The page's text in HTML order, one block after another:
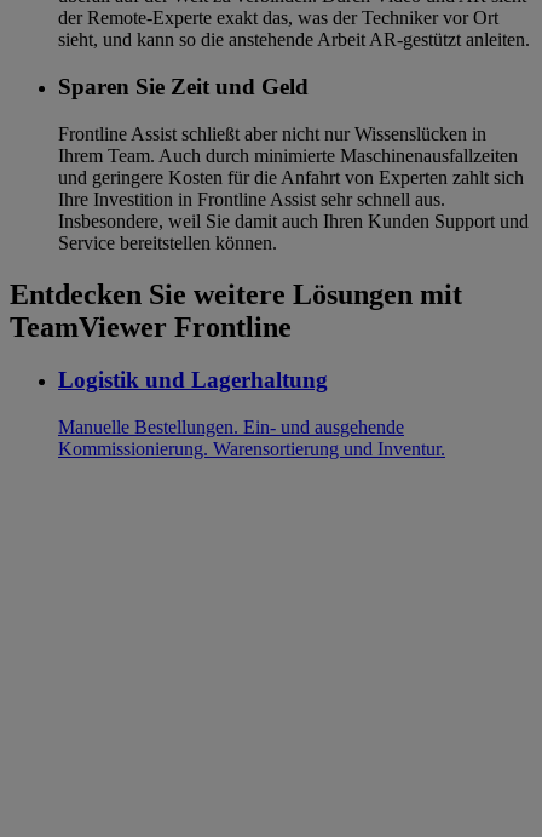
der Remote-Experte exakt das, was der Techniker vor Ort
sieht, und kann so die anstehende Arbeit AR-gestützt anleiten.
Sparen Sie Zeit und Geld
Frontline Assist schließt aber nicht nur Wissenslücken in
Ihrem Team. Auch durch minimierte Maschinenausfallzeiten
und geringere Kosten für die Anfahrt von Experten zahlt sich
Ihre Investition in Frontline Assist sehr schnell aus.
Insbesondere, weil Sie damit auch Ihren Kunden Support und
Service bereitstellen können.
Entdecken Sie weitere Lösungen mit
TeamViewer Frontline
Logistik und Lagerhaltung
Manuelle Bestellungen. Ein- und ausgehende
Kommissionierung. Warensortierung und Inventur.